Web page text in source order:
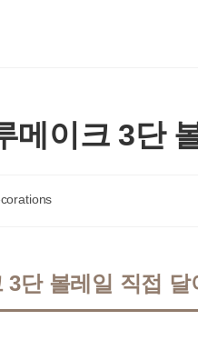
메이크 3단
단 볼레일 직접 달